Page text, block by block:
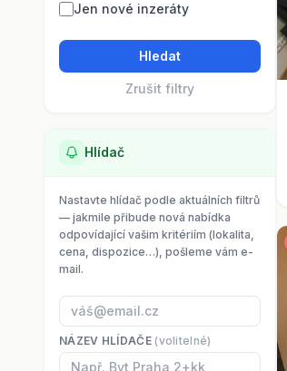
Jen nové inzeráty
Hledat
Zrušit filtry
Hlídač
Nastavte hlídač podle aktuálních filtrů
— jakmile přibude nová nabídka
odpovídající vašim kritériím (lokalita,
cena, dispozice…), pošleme vám e-
mail.
NÁZEV HLÍDAČE (volitelné)